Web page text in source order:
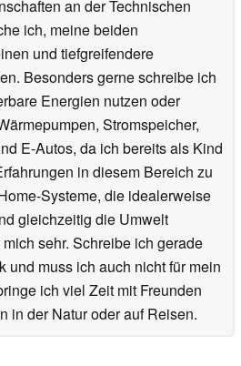
an der Technischen
ich, meine beiden
und tiefgreifendere
Besonders gerne schreibe ich
Energien nutzen oder
Stromspeicher,
E-Autos, da ich bereits als Kind
in diesem Bereich zu
Systeme, die idealerweise
gleichzeitig die Umwelt
sehr. Schreibe ich gerade
und muss ich auch nicht für mein
ich viel Zeit mit Freunden
in der Natur oder auf Reisen.